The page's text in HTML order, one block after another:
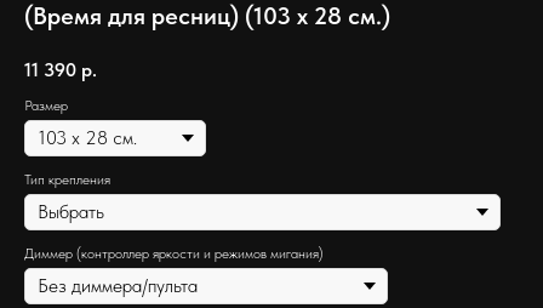
(Время для ресниц) (103 х 28 см.)
11 390 р.
Размер
Тип крепления
Диммер (контроллер яркости и режимов мигания)